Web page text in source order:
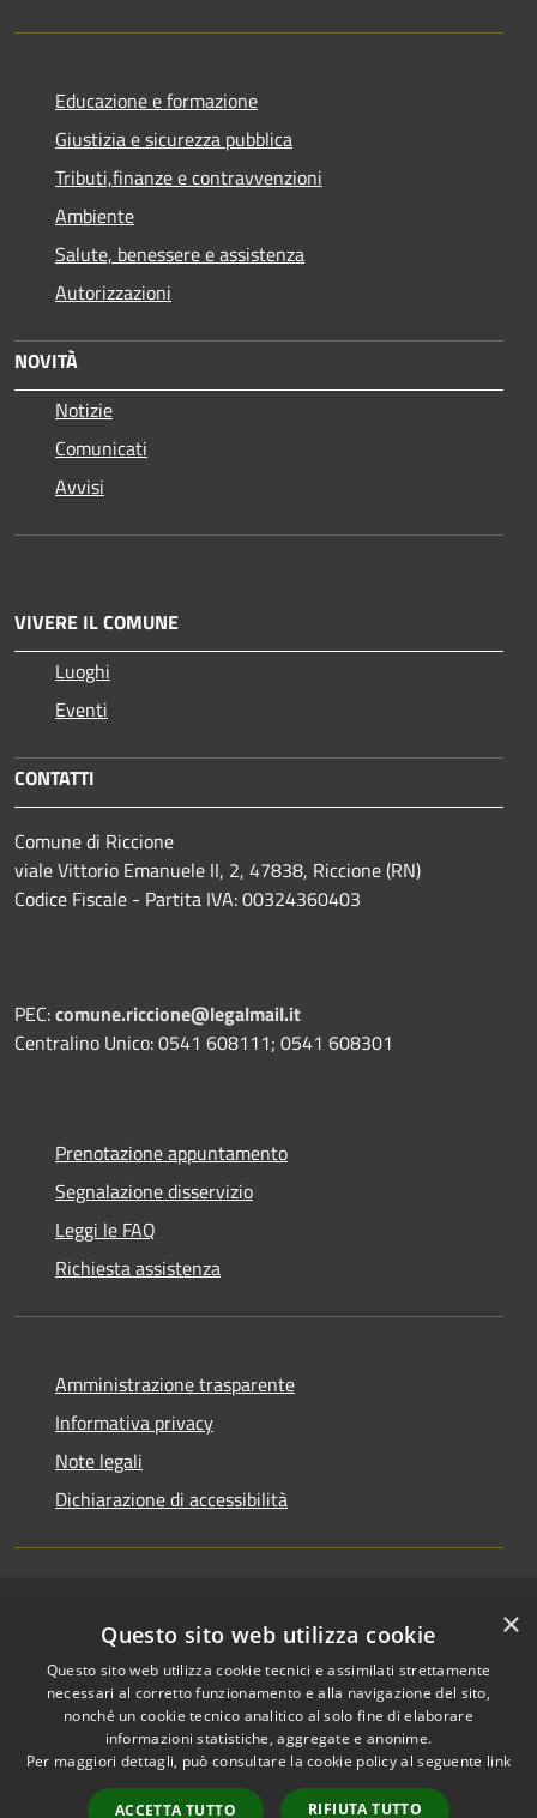
Educazione e formazione
Giustizia e sicurezza pubblica
Tributi,finanze e contravvenzioni
Ambiente
Salute, benessere e assistenza
Autorizzazioni
NOVITÀ
Notizie
Comunicati
Avvisi
VIVERE IL COMUNE
Luoghi
Eventi
CONTATTI
Comune di Riccione
viale Vittorio Emanuele II, 2, 47838, Riccione (RN)
Codice Fiscale - Partita IVA: 00324360403
PEC:comune.riccione@legalmail.it
Centralino Unico: 0541 608111; 0541 608301
Prenotazione appuntamento
Segnalazione disservizio
Leggi le FAQ
Richiesta assistenza
Amministrazione trasparente
Informativa privacy
Note legali
Dichiarazione di accessibilità
Accessibilità
Privacy
Cookie
Mappa del sito
Area riservata
amministratori comunali
Copyright © 2026 • Comune di
Riccione • Powered by
Municipium•Accesso
redazione
×
Questo sito web utilizza cookie
Questo sito web utilizza cookie tecnici e assimilati strettamente
necessari al corretto funzionamento e alla navigazione del sito,
nonché un cookie tecnico analitico al solo fine di elaborare
informazioni statistiche, aggregate e anonime.
Per maggiori dettagli, può consultare la cookie policy al seguente link
ACCETTA TUTTO RIFIUTA TUTTO